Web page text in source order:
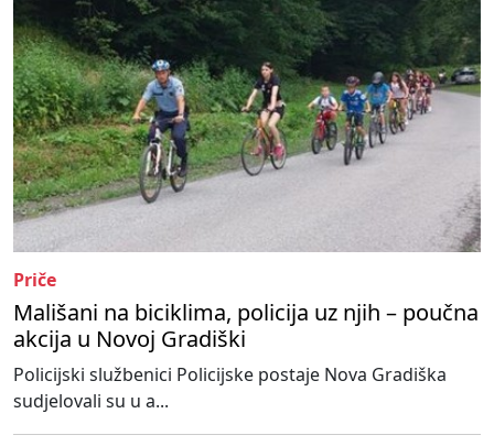
Priče
Mališani na biciklima, policija uz njih – poučna
akcija u Novoj Gradiški
Policijski službenici Policijske postaje Nova Gradiška
sudjelovali su u a...